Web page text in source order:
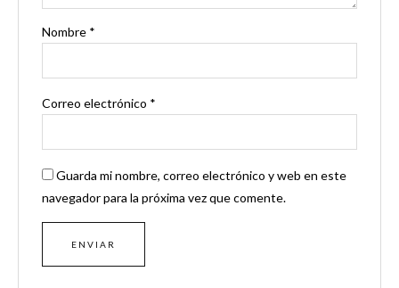
Nombre *
Correo electrónico *
Guarda mi nombre, correo electrónico y web en este
navegador para la próxima vez que comente.